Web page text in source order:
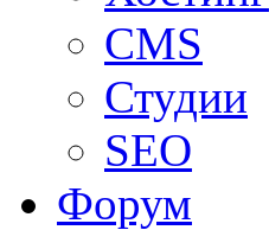
CMS
Студии
SEO
Форум